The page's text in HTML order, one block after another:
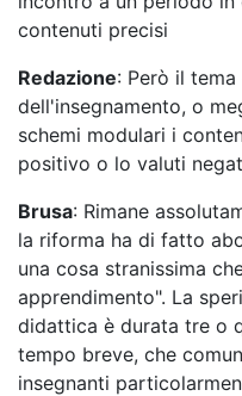
contenuti precisi
Redazione: Però il
dell'insegnamento, o
schemi modulari i
positivo o lo valuti
Brusa: Rimane
la riforma ha di fatto
una cosa stranissima
apprendimento". La
didattica è durata tre o
tempo breve, che
insegnanti